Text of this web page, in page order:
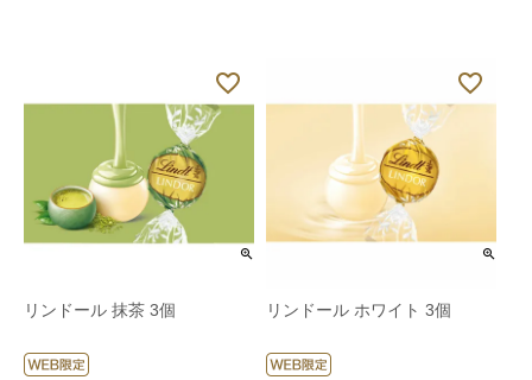
リンドール 抹茶 3個 リンドール ホワイト 3個